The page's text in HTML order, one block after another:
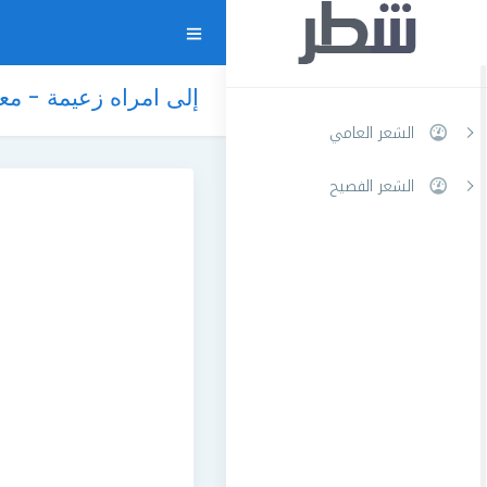
الشعر العامي
الشعر الفصيح
إلى امراه زعيمة -